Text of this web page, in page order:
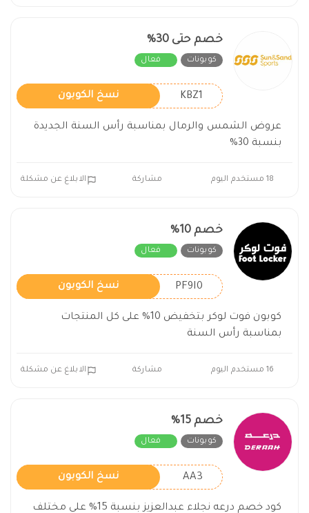
خصم حتى 30%
كوبونات فعال
KBZ1 نسخ الكوبون
عروض الشمس والرمال بمناسبة رأس السنة الجديدة
بنسبة 30%
18 مستخدم اليوم مشاركة الابلاغ عن مشكلة
خصم 10%
كوبونات فعال
PF9I0 نسخ الكوبون
كوبون فوت لوكر بتخفيض 10% على كل المنتجات
بمناسبة رأس السنة
16 مستخدم اليوم مشاركة الابلاغ عن مشكلة
خصم 15%
كوبونات فعال
AA3 نسخ الكوبون
كود خصم درعه نجلاء عبدالعزيز بنسبة 15% على مختلف